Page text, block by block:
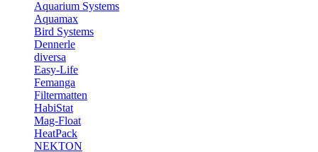
Aquarium Systems
Aquamax
Bird Systems
Dennerle
diversa
Easy-Life
Femanga
Filtermatten
HabiStat
Mag-Float
HeatPack
NEKTON